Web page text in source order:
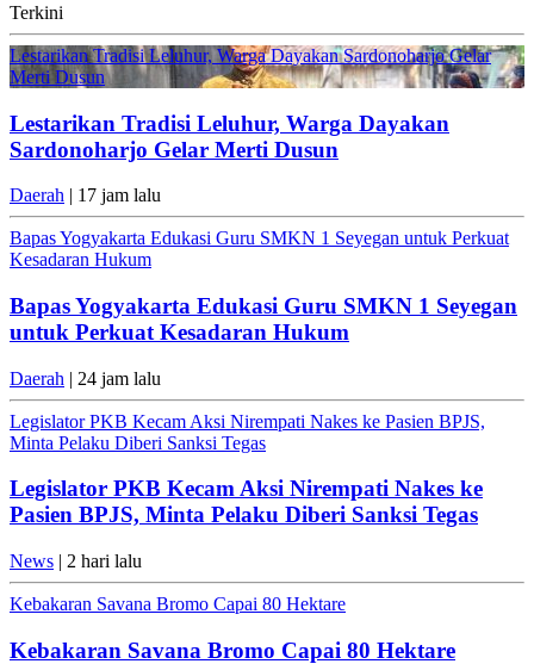
Terkini
Lestarikan Tradisi Leluhur, Warga Dayakan Sardonoharjo Gelar
Merti Dusun
Lestarikan Tradisi Leluhur, Warga Dayakan
Sardonoharjo Gelar Merti Dusun
Daerah | 17 jam lalu
Bapas Yogyakarta Edukasi Guru SMKN 1 Seyegan untuk Perkuat
Kesadaran Hukum
Bapas Yogyakarta Edukasi Guru SMKN 1 Seyegan
untuk Perkuat Kesadaran Hukum
Daerah | 24 jam lalu
Legislator PKB Kecam Aksi Nirempati Nakes ke Pasien BPJS,
Minta Pelaku Diberi Sanksi Tegas
Legislator PKB Kecam Aksi Nirempati Nakes ke
Pasien BPJS, Minta Pelaku Diberi Sanksi Tegas
News | 2 hari lalu
Kebakaran Savana Bromo Capai 80 Hektare
Kebakaran Savana Bromo Capai 80 Hektare